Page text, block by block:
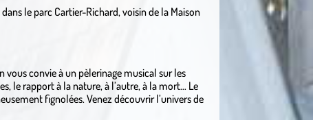
le parc Cartier-Richard, voisin de la Maison
convie à un pèlerinage musical sur les
le rapport à la nature, à l’autre, à la mort… Le
fignolées. Venez découvrir l’univers de